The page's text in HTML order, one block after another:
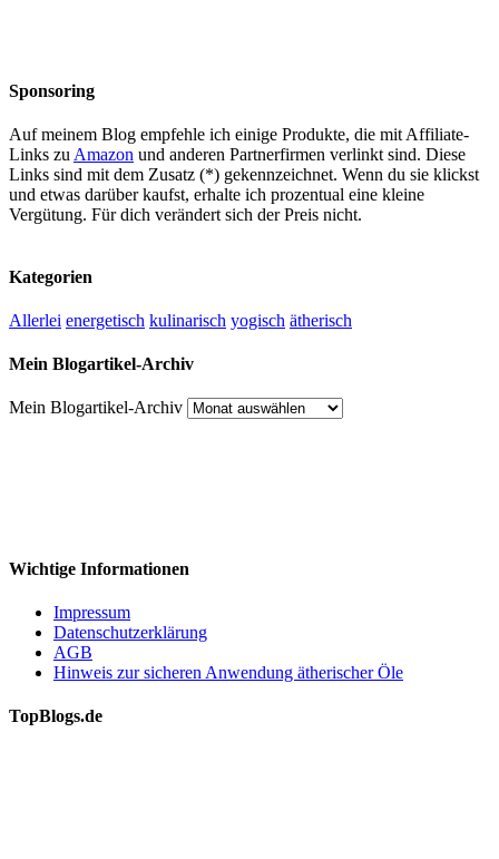
Sponsoring
Auf meinem Blog empfehle ich einige Produkte, die mit Affiliate-
Links zu Amazon und anderen Partnerfirmen verlinkt sind. Diese
Links sind mit dem Zusatz (*) gekennzeichnet. Wenn du sie klickst
und etwas darüber kaufst, erhalte ich prozentual eine kleine
Vergütung. Für dich verändert sich der Preis nicht.
Kategorien
Allerlei energetisch kulinarisch yogisch ätherisch
Mein Blogartikel-Archiv
Mein Blogartikel-Archiv
Wichtige Informationen
Impressum
Datenschutzerklärung
AGB
Hinweis zur sicheren Anwendung ätherischer Öle
TopBlogs.de